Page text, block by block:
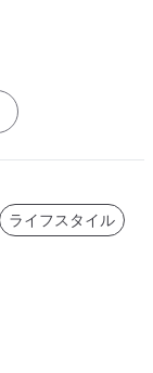
ライフスタイル